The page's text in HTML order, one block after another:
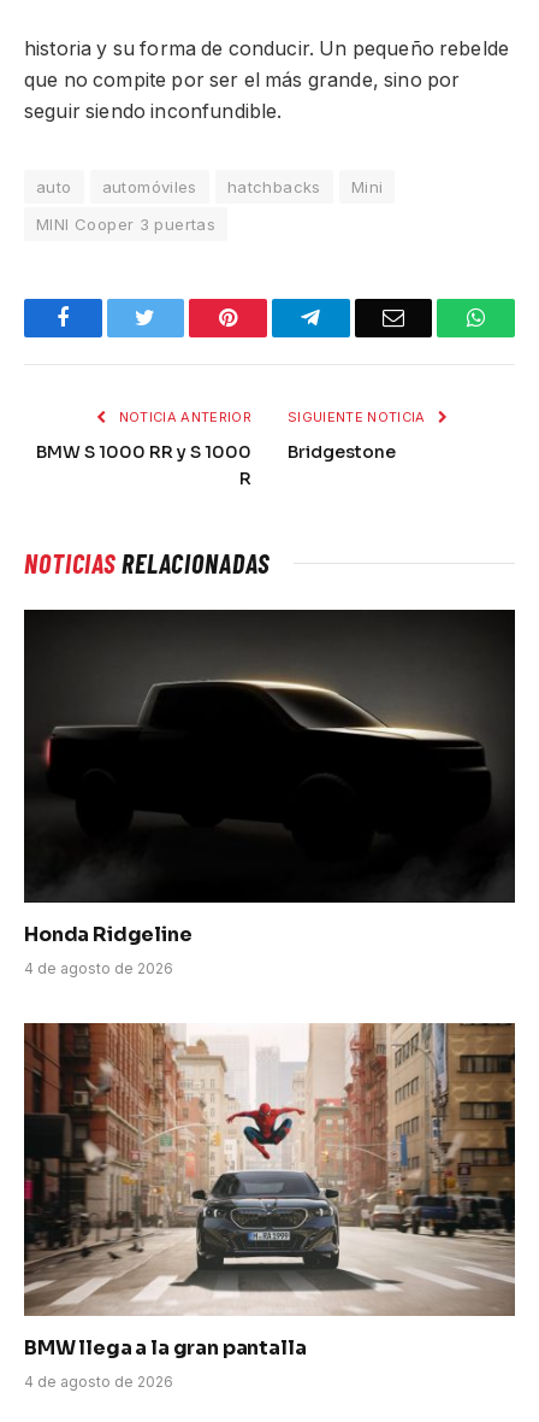
historia y su forma de conducir. Un pequeño rebelde
que no compite por ser el más grande, sino por
seguir siendo inconfundible.
auto automóviles hatchbacks
Mini
MINI Cooper 3 puertas
Facebook Pinterest TelegramEmail
NOTICIA ANTERIOR
BMW S 1000 RR y S 1000
R
SIGUIENTE NOTICIA
Bridgestone
NOTICIASRELACIONADAS
Honda Ridgeline
4 de agosto de 2026
BMW llega a la gran pantalla
4 de agosto de 2026